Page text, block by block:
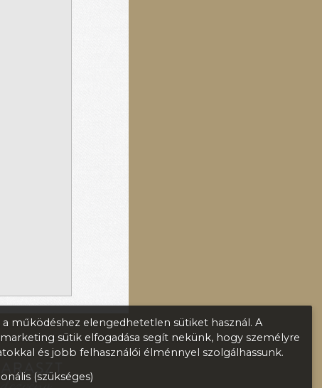
működéshez elengedhetetlen sütiket használ. A
sütik elfogadása segít nekünk, hogy személyre
és jobb felhasználói élménnyel szolgálhassunk.
(szükséges)